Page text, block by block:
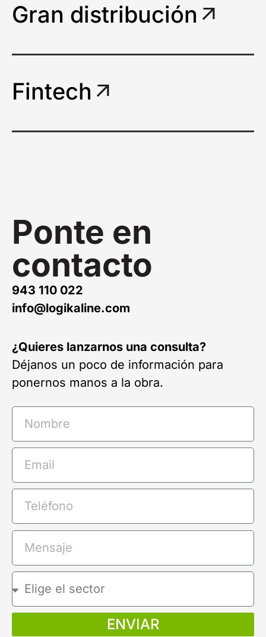
Gran distribución
Fintech
Ponte en
contacto
943 110 022
info@logikaline.com
¿Quieres lanzarnos una consulta?
Déjanos un poco de información para
ponernos manos a la obra.
ENVIAR